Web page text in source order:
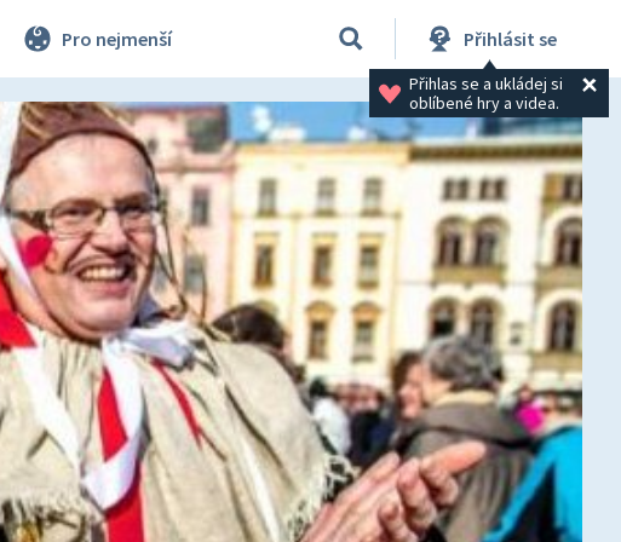
Pro nejmenší Přihlásit se
Přihlas se a ukládej si
oblíbené hry a videa.